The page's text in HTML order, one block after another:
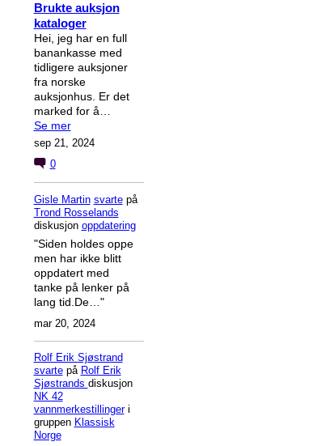
Brukte auksjon
kataloger
Hei, jeg har en full
banankasse med
tidligere auksjoner
fra norske
auksjonhus. Er det
marked for å…
Se mer
sep 21, 2024
0
Gisle Martin svartepå
Trond Rosselands
diskusjon oppdatering
"Siden holdes oppe
men har ikke blitt
oppdatert med
tanke på lenker på
lang tid.De…"
mar 20, 2024
Rolf Erik Sjøstrand
svartepå Rolf Erik
Sjøstrands diskusjon
NK 42
vannmerkestillingeri
gruppen Klassisk
Norge